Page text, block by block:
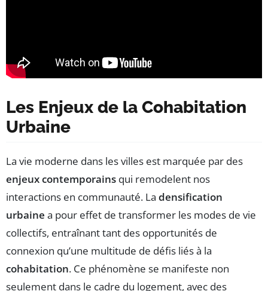
Les Enjeux de la Cohabitation
Urbaine
La vie moderne dans les villes est marquée par des
enjeux contemporains qui remodelent nos
interactions en communauté. La densification
urbaine a pour effet de transformer les modes de vie
collectifs, entraînant tant des opportunités de
connexion qu’une multitude de défis liés à la
cohabitation. Ce phénomène se manifeste non
seulement dans le cadre du logement, avec des